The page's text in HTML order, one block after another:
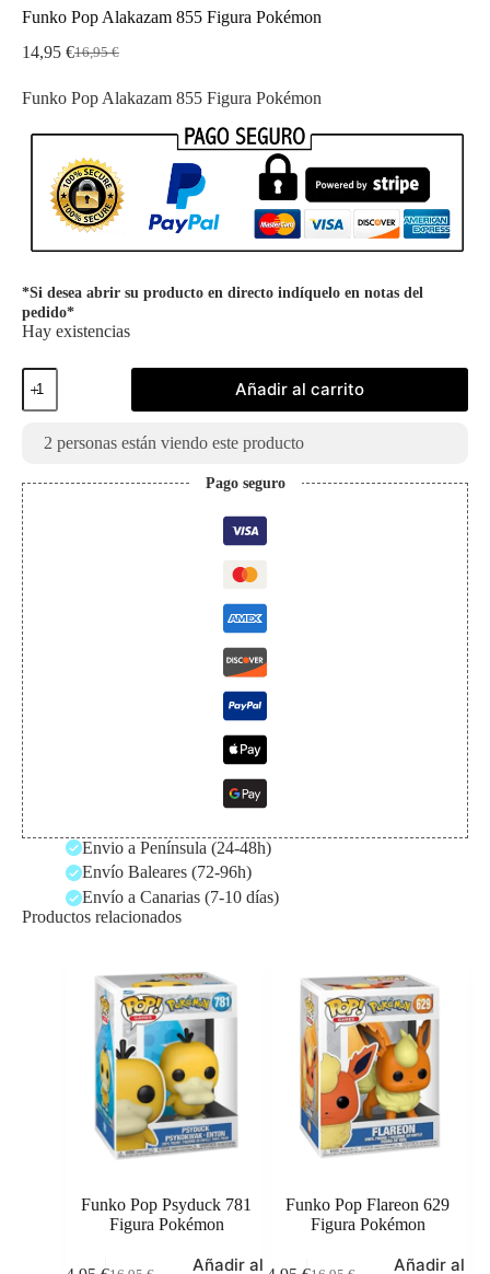
Funko Pop Alakazam 855 Figura Pokémon
16,95€
El
original
16,95 €.
14,95 €El
actual
14,95 €.
Funko Pop Alakazam 855 Figura Pokémon
*Si desea abrir su producto en directo indíquelo en notas del
pedido*
Hay existencias
Funko
Pop
Alakazam
Figura
cantidad
Añadir al carrito
2 personas están viendo este producto
Pago seguro
Envio a Península (24-48h)
Envío Baleares (72-96h)
Envío a Canarias (7-10 días)
Productos relacionados
Funko Pop Psyduck 781
Figura Pokémon
Añadir al
Funko Pop Flareon 629
Figura Pokémon
Añadir al